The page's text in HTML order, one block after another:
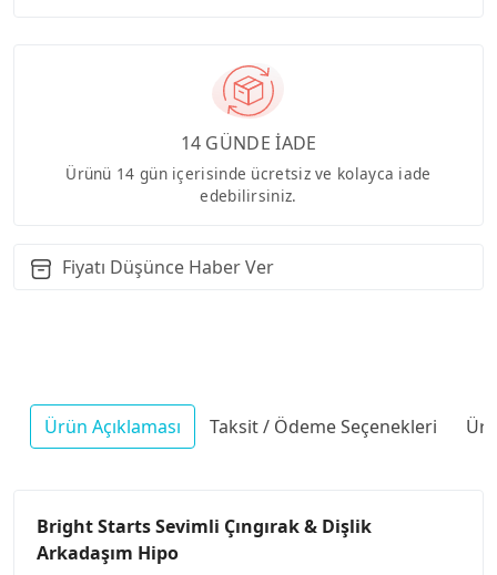
14 GÜNDE İADE
Ürünü 14 gün içerisinde ücretsiz ve kolayca iade
edebilirsiniz.
Fiyatı Düşünce Haber Ver
Ürün Açıklaması Taksit / Ödeme Seçenekleri
Bright Starts Sevimli Çıngırak & Dişlik
Arkadaşım Hipo